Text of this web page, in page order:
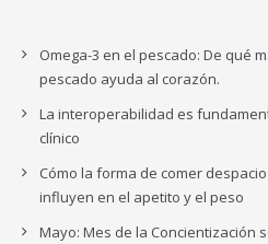
Omega-3 en el pescado: De qué
pescado ayuda al corazón.
La interoperabilidad es
clínico
Cómo la forma de comer
influyen en el apetito y el peso
Mayo: Mes de la Concientización